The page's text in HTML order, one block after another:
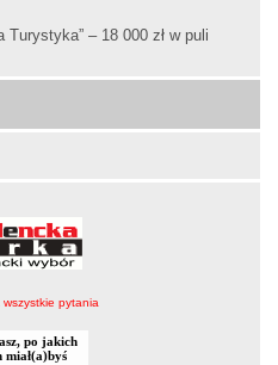
– 18 000 zł w puli
pytania